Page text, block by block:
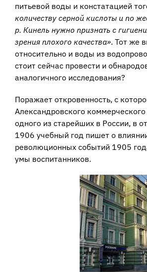
питьевой воды и констатацией
количеству серной кислоты и по
р. Кинель нужно признать с
зрения плохого качества». Тот же
относительно и воды из
стоит сейчас провести и
аналогичного исследования?
Поражает откровенность, с
Александровского
одного из старейших в России, в
1906 учебный год пишет о
революционных событий 1905
умы воспитанников.